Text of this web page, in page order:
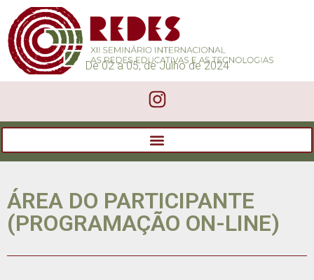
De 02 a 05, de Julho de 2024
ÁREA DO PARTICIPANTE
(PROGRAMAÇÃO ON-LINE)